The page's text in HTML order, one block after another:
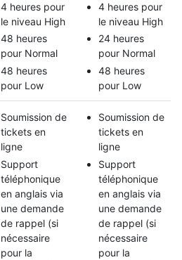
4 heures pour
le niveau High
48 heures
pour Normal
48 heures
pour Low
4 heures pour
le niveau High
24 heures
pour Normal
48 heures
pour Low
Soumission de
tickets en
ligne
Support
téléphonique
en anglais via
une demande
de rappel (si
nécessaire
pour la
Soumission de
tickets en
ligne
Support
téléphonique
en anglais via
une demande
de rappel (si
nécessaire
pour la